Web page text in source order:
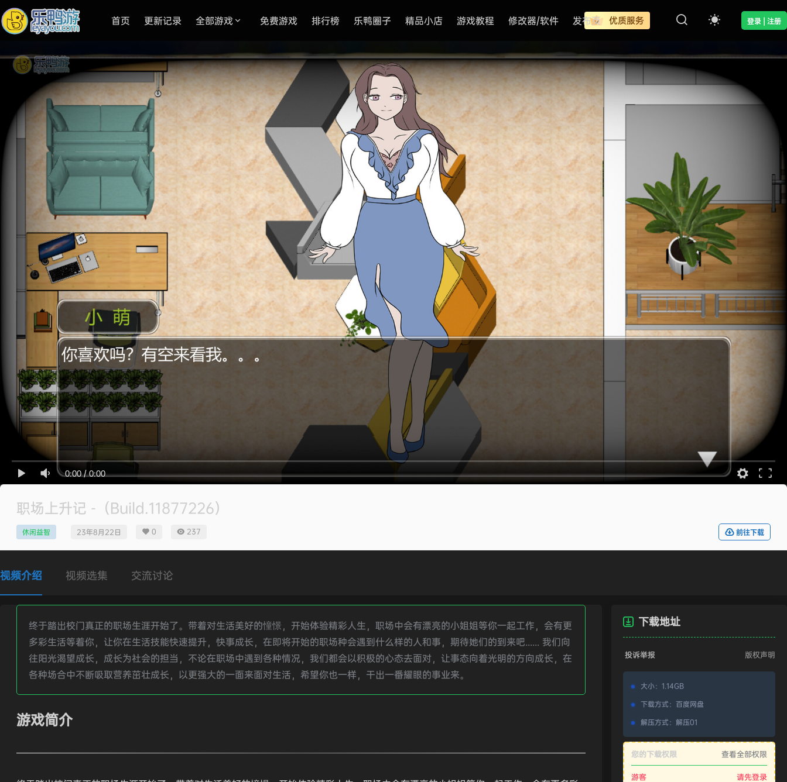
优质服务 登录 | 注册
首页 更新记录 全部游戏 免费游戏 排行榜 乐鸭圈子 精品小店 游戏教程 修改器/软件 发布页
0:00/0:00
职场上升记 -（Build.11877226）
休闲益智 23年8月22日 0 237 前往下载
视频介绍 视频选集 交流讨论
终于踏出校门真正的职场生涯开始了。带着对生活美好的憧憬，开始体验精彩人生，职场中会有漂亮的小姐姐等你一起工作，会有更
多彩生活等着你，让你在生活技能快速提升，快事成长，在即将开始的职场种会遇到什么样的人和事，期待她们的到来吧...... 我们向
往阳光渴望成长，成长为社会的担当，不论在职场中遇到各种情况，我们都会以积极的心态去面对，让事态向着光明的方向成长，在
各种场合中不断吸取营养茁壮成长，以更强大的一面来面对生活，希望你也一样，干出一番耀眼的事业来。
游戏简介
下载地址
投诉举报 版权声明
大小： 1.14GB
下载方式： 百度网盘
解压方式： 解压01
您的下载权限 查看全部权限
游客 请先登录